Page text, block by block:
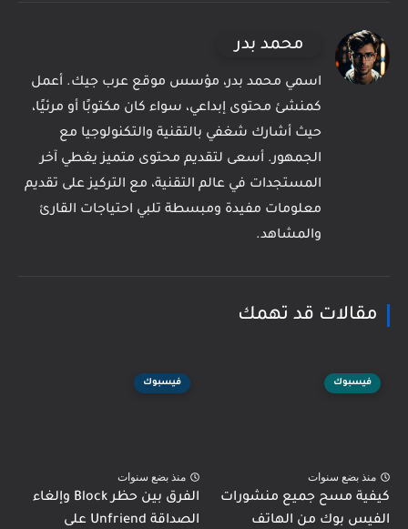
محمد بدر
اسمي محمد بدر، مؤسس موقع عرب جيك. أعمل
كمنشئ محتوى إبداعي، سواء كان مكتوبًا أو مرئيًا،
حيث أشارك شغفي بالتقنية والتكنولوجيا مع
الجمهور. أسعى لتقديم محتوى متميز يغطي آخر
المستجدات في عالم التقنية، مع التركيز على تقديم
معلومات مفيدة ومبسطة تلبي احتياجات القارئ
والمشاهد.
مقالات قد تهمك
فيسبوك
منذ بضع سنوات
كيفية مسح جميع منشورات
الفيس بوك من الهاتف
فيسبوك
منذ بضع سنوات
الفرق بين حظر Block وإلغاء
الصداقة Unfriend على